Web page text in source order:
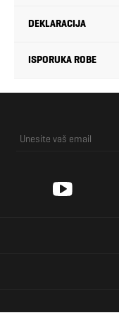
DEKLARACIJA
ISPORUKA ROBE